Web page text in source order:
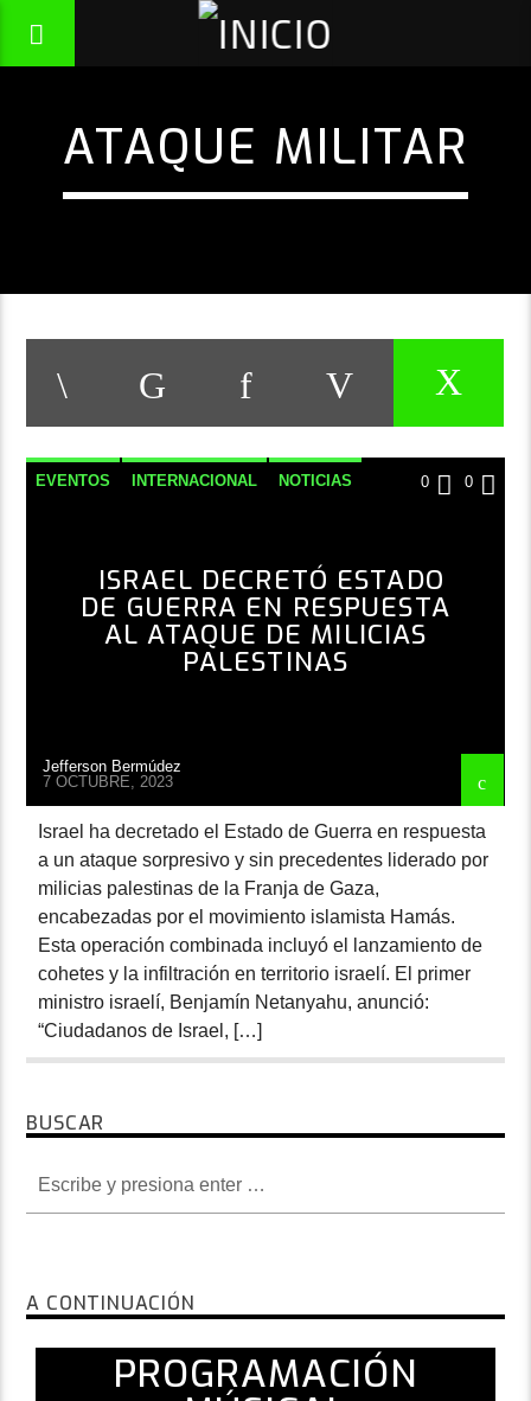
ATAQUE MILITAR
EVENTOS INTERNACIONAL NOTICIAS 0 0
ISRAEL DECRETÓ ESTADO
DE GUERRA EN RESPUESTA
AL ATAQUE DE MILICIAS
PALESTINAS
Jefferson Bermúdez
7 OCTUBRE, 2023
Israel ha decretado el Estado de Guerra en respuesta
a un ataque sorpresivo y sin precedentes liderado por
milicias palestinas de la Franja de Gaza,
encabezadas por el movimiento islamista Hamás.
Esta operación combinada incluyó el lanzamiento de
cohetes y la infiltración en territorio israelí. El primer
ministro israelí, Benjamín Netanyahu, anunció:
“Ciudadanos de Israel, […]
BUSCAR
A CONTINUACIÓN
PROGRAMACIÓN